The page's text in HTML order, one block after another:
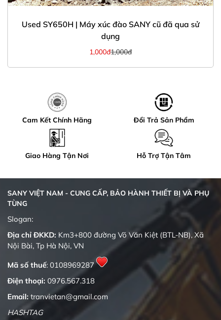
Used SY650H | Máy xúc đào SANY cũ đã qua sử
dụng
1,000đ1,000đ
Cam Kết Chính Hãng Đổi Trả Sản Phẩm
Giao Hàng Tận Nơi Hỗ Trợ Tận Tâm
SANY VIỆT NAM - CUNG CẤP, BẢO HÀNH THIẾT BỊ VÀ PHỤ
TÙNG
Slogan:
Địa chỉ ĐKKD: Km3+800 đường Võ Văn Kiệt (BTL-NB), Xã
Nội Bài, Tp Hà Nội, VN
Mã số thuế: 0108969287
Điện thoại: 0976.567.318
Email: tranvietan@gmail.com
HASHTAG